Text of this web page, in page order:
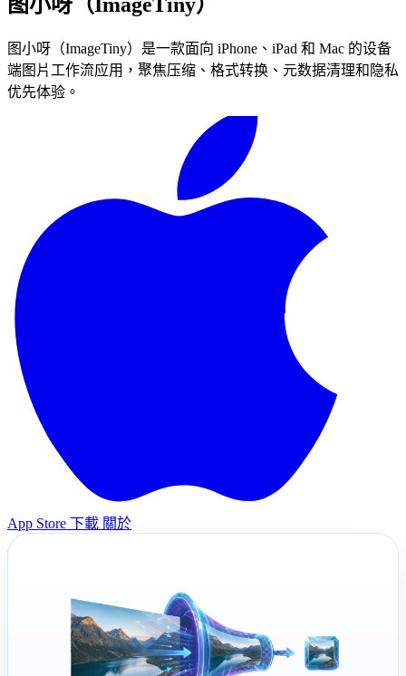
图小呀（ImageTiny）是一款面向 iPhone、iPad 和 Mac 的设备
端图片工作流应用，聚焦压缩、格式转换、元数据清理和隐私
优先体验。
App Store 下載 關於